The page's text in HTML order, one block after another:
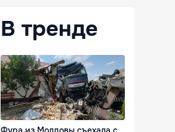
В тренде